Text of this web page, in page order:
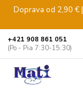
Doprava od 2,90 €
+421 908 861 051
(Po - Pia 7:30-15:30)